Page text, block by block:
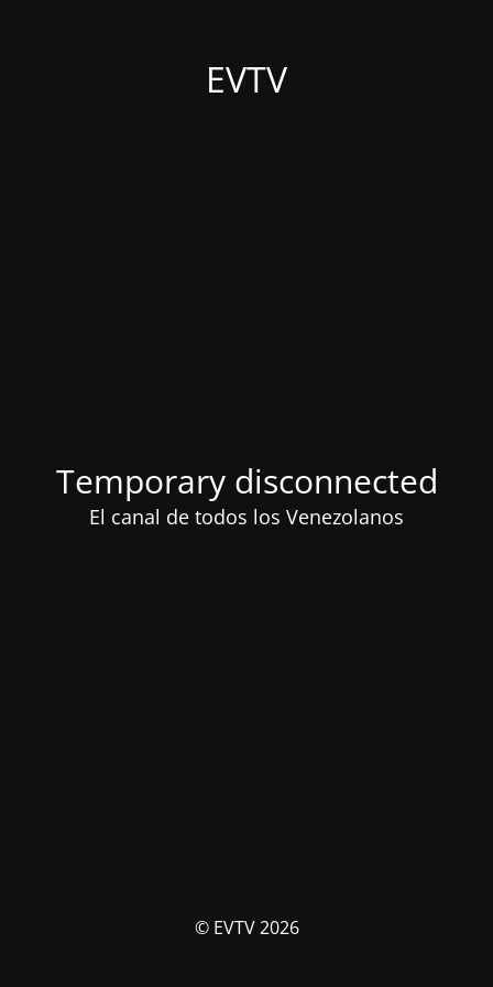
EVTV
Temporary disconnected
El canal de todos los Venezolanos
© EVTV 2026